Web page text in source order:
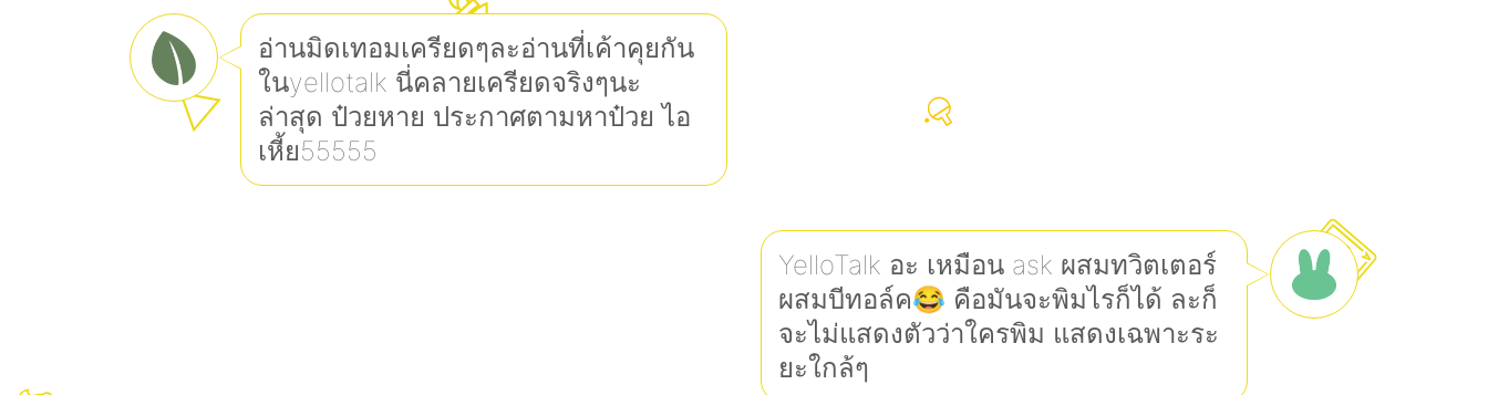
อ่านมิดเทอมเครียดๆละอ่านที่เค้าคุยกัน
ในyellotalk นี่คลายเครียดจริงๆนะ
ล่าสุด ป๋วยหาย ประกาศตามหาป๋วย ไอ
เหี้ย55555
YelloTalk อะ เหมือน ask ผสมทวิตเตอร์
ผสมบีทอล์ค😂 คือมันจะพิมไรก็ได้ ละก็
จะไม่แสดงตัวว่าใครพิม แสดงเฉพาะระ
ยะใกล้ๆ